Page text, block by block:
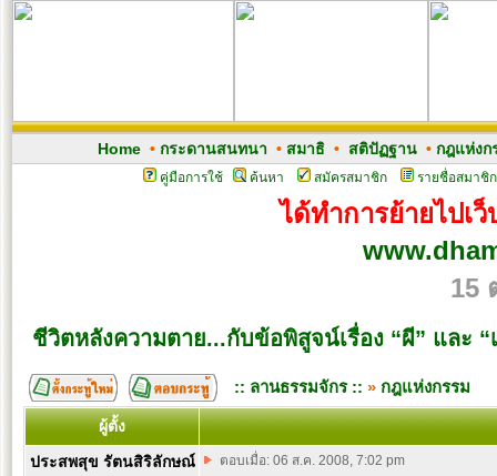
Home• กระดานสนทนา • สมาธิ• สติปัฏฐาน• กฎแห่งก
คู่มือการใช้ ค้นหา สมัครสมาชิก รายชื่อสมาชิก
ได้ทำการย้ายไปเ
15
ชีวิตหลังความตาย...กับข้อพิสูจน์เรื่อง “ผี” และ “
:: ลานธรรมจักร :: » กฎแห่งกรรม
ผู้ตั้ง
ประสพสุข รัตนสิริลักษณ์
ตอบเมื่อ: 06 ส.ค. 2008, 7:02 pm